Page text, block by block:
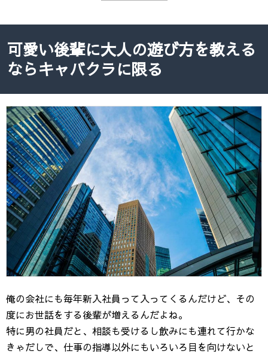
可愛い後輩に大人の遊び方を教える
ならキャバクラに限る
俺の会社にも毎年新入社員って入ってくるんだけど、その
度にお世話をする後輩が増えるんだよね。
特に男の社員だと、相談も受けるし飲みにも連れて行かな
きゃだしで、仕事の指導以外にもいろいろ目を向けないと